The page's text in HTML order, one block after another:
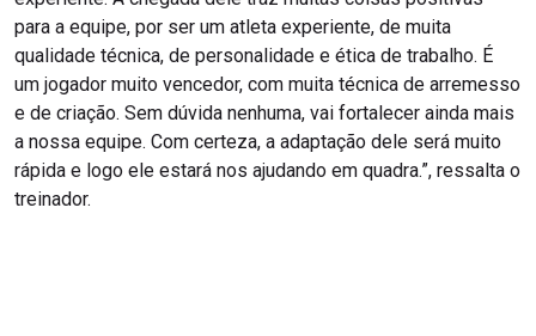
para a equipe, por ser um atleta experiente, de muita
qualidade técnica, de personalidade e ética de trabalho. É
um jogador muito vencedor, com muita técnica de arremesso
e de criação. Sem dúvida nenhuma, vai fortalecer ainda mais
a nossa equipe. Com certeza, a adaptação dele será muito
rápida e logo ele estará nos ajudando em quadra.”, ressalta o
treinador.